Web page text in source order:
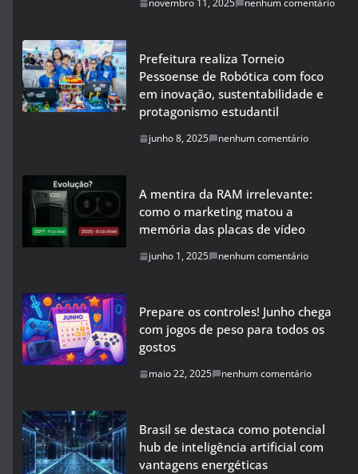
novembro 11, 2025 nenhum comentário
Prefeitura realiza Torneio
Pessoense de Robótica com foco
em inovação, sustentabilidade e
protagonismo estudantil
junho 8, 2025 nenhum comentário
A mentira da RAM irrelevante:
como o marketing matou a
memória das placas de vídeo
junho 1, 2025 nenhum comentário
Prepare os controles! Junho chega
com jogos de peso para todos os
gostos
maio 22, 2025 nenhum comentário
Brasil se destaca como potencial
hub de inteligência artificial com
vantagens energéticas